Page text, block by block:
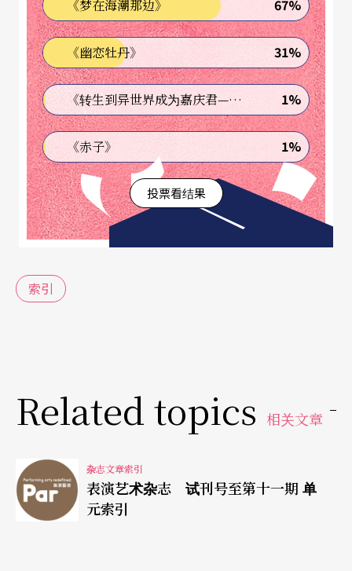
记 9 第十期
【二划】
丁琮铃／葛拉斯与黄哲伦的歌剧《旅程》 105 第
二期
丁长勤／义大利歌剧源起 36 第五期
丁洪哲／在北京看《原野》 131 第七期
第一期
壬维诘／台湾渥克《肥皀剧》 112 第四期
王墨林／玉三郞之美 8 第一期
《梦在海潮那边》 67%
《幽恋牡丹》 31%
《转生到异世界成为嘉庆君—发现我的祖先是诈骗集团!?》 1%
《赤子》 1%
投票看结果
索引
Related topics 相关文章
杂志文章索引
表演艺术杂志 试刊号至第十一期 单
元索引